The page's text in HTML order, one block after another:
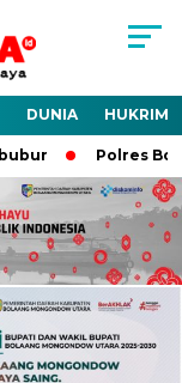
DUNIA HUKRIM
Polres